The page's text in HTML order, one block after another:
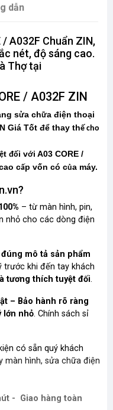
dẫn
/ A032F Chuẩn ZIN,
nét, độ sáng cao.
Thợ tại
/ A032F ZIN
sửa chữa điện thoại
Giá Tốt để thay thế cho
ệt đối với A03 CORE /
cấp vốn có của máy.
– từ màn hình, pin,
nhỏ cho các dòng điện
mô tả sản phẩm
trước khi đến tay khách
tương thích tuyệt đối.
– Bảo hành rõ ràng
lớn nhỏ. Chính sách sỉ
có sẵn quý khách
màn hình, sửa chữa điện
- Giao hàng toàn